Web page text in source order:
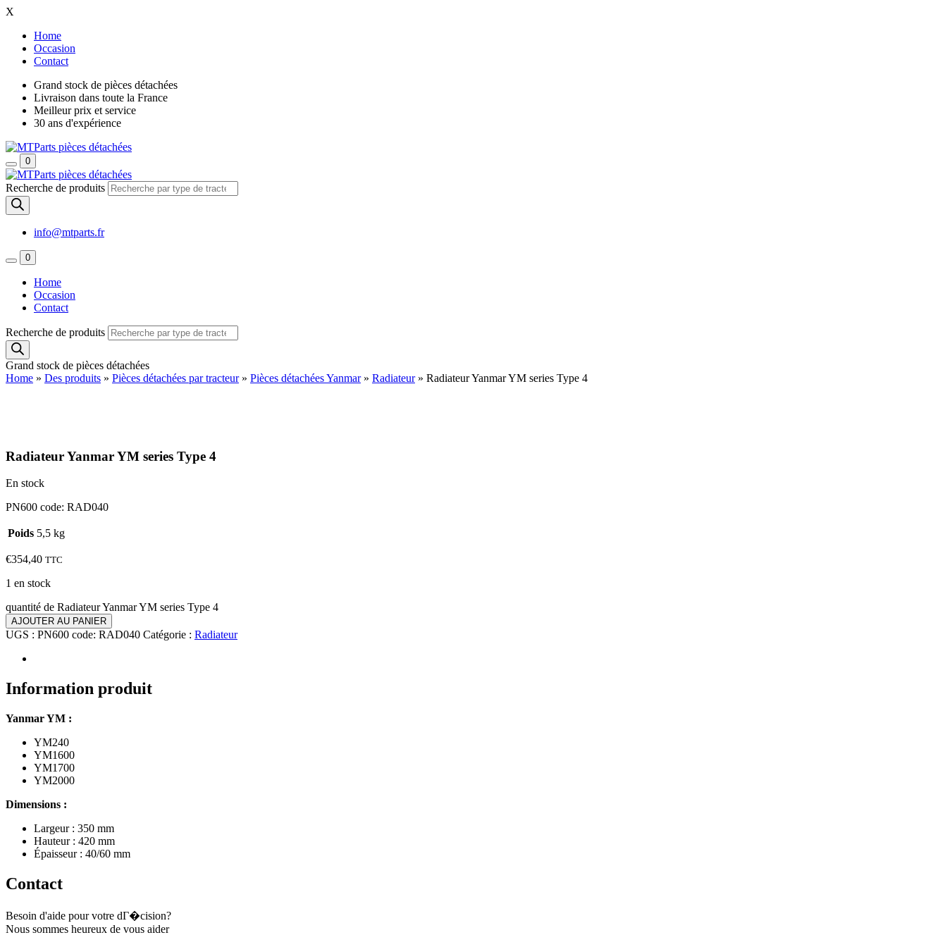
X
Home
Occasion
Contact
Grand stock de pièces détachées
Livraison dans toute la France
Meilleur prix et service
30 ans d'expérience
0
Recherche de produits
info@mtparts.fr
0
Home
Occasion
Contact
Recherche de produits
Grand stock de pièces détachées
Home » Des produits » Pièces détachées par tracteur» Pièces détachées Yanmar» Radiateur» Radiateur Yanmar YM series Type 4
Radiateur Yanmar YM series Type 4
En stock
PN600 code: RAD040
Poids 5,5 kg
€354,40 TTC
1 en stock
quantité de Radiateur Yanmar YM series Type 4
AJOUTER AU PANIER
UGS : PN600 code: RAD040 Catégorie : Radiateur
Information produit
Yanmar YM :
YM240
YM1600
YM1700
YM2000
Dimensions :
Largeur : 350 mm
Hauteur : 420 mm
Épaisseur : 40/60 mm
Contact
Besoin d'aide pour votre dГ�cision?
Nous sommes heureux de vous aider